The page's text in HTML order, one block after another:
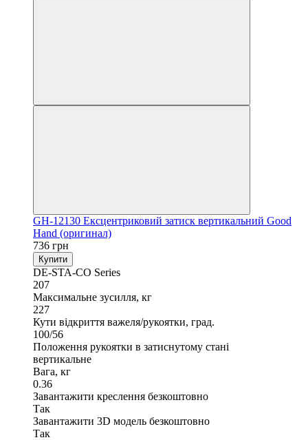
GH-12130 Ексцентриковий затиск вертикальний Good
Hand (оригинал)
736 грн
Купити
DE-STA-CO Series
207
Максимальне зусилля, кг
227
Кути відкриття важеля/рукоятки, град.
100/56
Положення рукоятки в затиснутому стані
вертикальне
Вага, кг
0.36
Завантажити креслення безкоштовно
Так
Завантажити 3D модель безкоштовно
Так